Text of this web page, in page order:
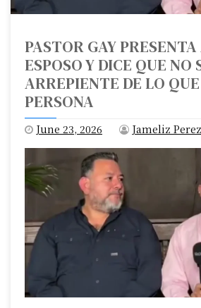
PASTOR GAY PRESENTA
ESPOSO Y DICE QUE NO
ARREPIENTE DE LO
PERSONA
June 23, 2026 Jameliz Perez